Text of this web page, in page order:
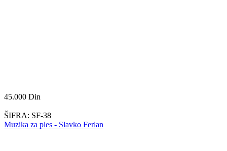
45.000 Din
ŠIFRA: SF-38
Muzika za ples - Slavko Ferlan